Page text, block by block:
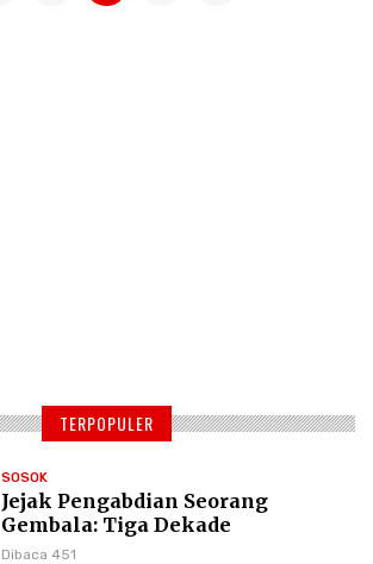
TERPOPULER
SOSOK
Jejak Pengabdian Seorang
Gembala: Tiga Dekade
Kepemimpinan Pdt. Dr. Yulius
Dibaca 451